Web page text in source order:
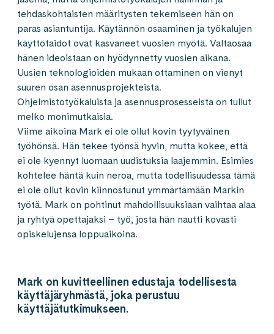
tehdaskohtaisten määritysten tekemiseen hän on
paras asiantuntija. Käytännön osaaminen ja työkalujen
käyttötaidot ovat kasvaneet vuosien myötä. Valtaosaa
hänen ideoistaan on hyödynnetty vuosien aikana.
Uusien teknologioiden mukaan ottaminen on vienyt
suuren osan asennusprojekteista.
Ohjelmistotyökaluista ja asennusprosesseista on tullut
melko monimutkaisia.
Viime aikoina Mark ei ole ollut kovin tyytyväinen
työhönsä. Hän tekee työnsä hyvin, mutta kokee, että
ei ole kyennyt luomaan uudistuksia laajemmin. Esimies
kohtelee häntä kuin neroa, mutta todellisuudessa tämä
ei ole ollut kovin kiinnostunut ymmärtämään Markin
työtä. Mark on pohtinut mahdollisuuksiaan vaihtaa alaa
ja ryhtyä opettajaksi – työ, josta hän nautti kovasti
opiskelujensa loppuaikoina.
Mark on kuvitteellinen edustaja todellisesta
käyttäjäryhmästä, joka perustuu
käyttäjätutkimukseen.